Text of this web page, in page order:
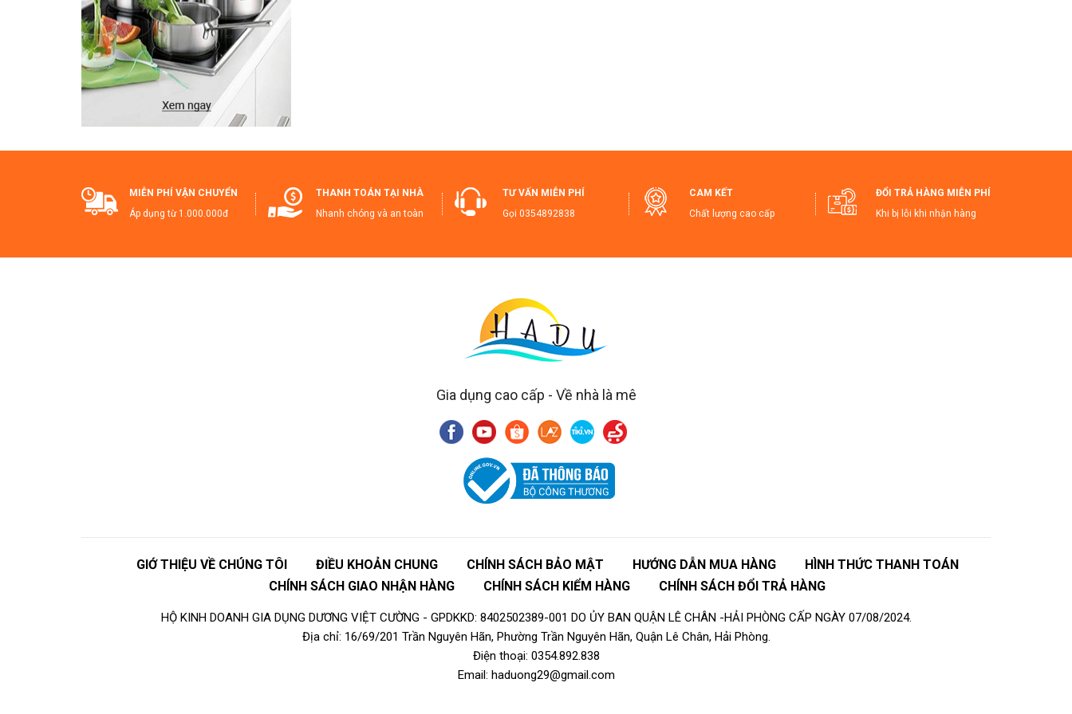
Hashtags SEO Google Shopping:
#CânĐiệnTửTiếtKiệmNăngLượng #CânĐiệnTửHữuÍch
MIỄN PHÍ VẬN CHUYỂN
Áp dụng từ 1.000.000đ
THANH TOÁN TẠI NHÀ
Nhanh chóng và an toàn
TƯ VẤN MIỄN PHÍ
Gọi 0354892838
CAM KẾT
Chất lượng cao cấp
ĐỔI TRẢ HÀNG MIỄN PHÍ
Khi bị lỗi khi nhận hàng
Gia dụng cao cấp - Về nhà là mê
GIỚ THIỆU VỀ CHÚNG TÔI ĐIỀU KHOẢN CHUNG CHÍNH SÁCH BẢO MẬT HƯỚNG DẪN MUA HÀNG
HÌNH THỨC THANH TOÁN
CHÍNH SÁCH GIAO NHẬN HÀNG
CHÍNH SÁCH KIỂM HÀNG CHÍNH SÁCH ĐỔI TRẢ HÀNG
HỘ KINH DOANH GIA DỤNG DƯƠNG VIỆT CƯỜNG - GPDKKD: 8402502389-001 DO ỦY BAN QUẬN LÊ CHÂN -HẢI PHÒNG CẤP NGÀY 07/08/2024.
Địa chỉ: 16/69/201 Trần Nguyên Hãn, Phường Trần Nguyên Hãn, Quận Lê Chân, Hải Phòng.
Điện thoại: 0354.892.838
Email: haduong29@gmail.com